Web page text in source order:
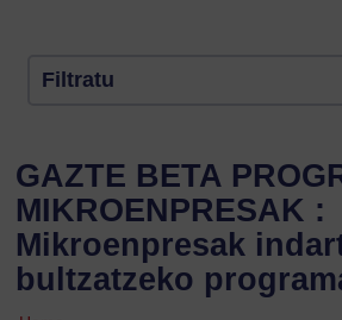
Filtratu
GAZTE BETA
MIKROENPRESAK :
Mikroenpresak
bultzatzeko